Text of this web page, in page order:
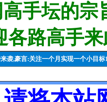
手坛的
各路高手
袭,豪言:关注一个月实现一个小目标